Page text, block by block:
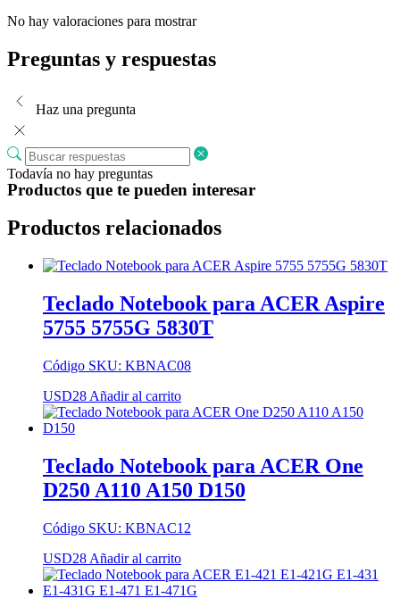
No hay valoraciones para mostrar
Preguntas y respuestas
Haz una pregunta
Todavía no hay preguntas
Productos que te pueden interesar
Productos relacionados
Teclado Notebook para ACER Aspire
5755 5755G 5830T
Código SKU: KBNAC08
USD28 Añadir al carrito
Teclado Notebook para ACER One
D250 A110 A150 D150
Código SKU: KBNAC12
USD28 Añadir al carrito